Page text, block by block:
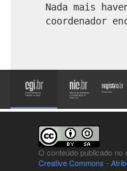
Nada mais
coordenador
O conteúdo publicado no
Creative Commons -